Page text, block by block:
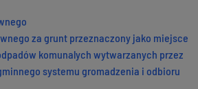
za grunt przeznaczony jako miejsce
komunalych wytwarzanych przez
systemu gromadzenia i odbioru